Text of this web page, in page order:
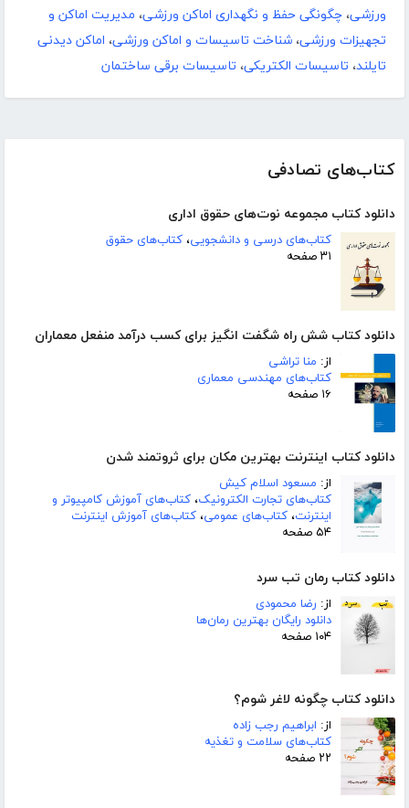
کتاب‌های تصادفی
دانلود کتاب مجموعه نوت‌های حقوق اداری
کتاب‌های درسی و دانشجویی، کتاب‌های حقوق
۳۱ صفحه
دانلود کتاب شش راه شگفت انگیز برای کسب درآمد منفعل معماران
از: منا تراشی
کتاب‌های مهندسی معماری
۱۶ صفحه
دانلود کتاب اینترنت بهترین مکان برای ثروتمند شدن
از: مسعود اسلام کیش
کتاب‌های تجارت الکترونیک، کتاب‌های آموزش کامپیوتر و
اینترنت، کتاب‌های عمومی، کتاب‌های آموزش اینترنت
۵۴ صفحه
دانلود کتاب رمان تب سرد
از: رضا محمودی
دانلود رایگان بهترین رمان‌ها
۱۰۴ صفحه
دانلود کتاب چگونه لاغر شوم؟
از: ابراهیم رجب زاده
کتاب‌های سلامت و تغذیه
۲۲ صفحه
ورزشی، چگونگی حفظ و نگهداری اماکن ورزشی، مدیریت اماکن و
تجهیزات ورزشی، شناخت تاسیسات و اماکن ورزشی، اماکن دیدنی
تایلند، تاسیسات الکتریکی، تاسیسات برقی ساختمان